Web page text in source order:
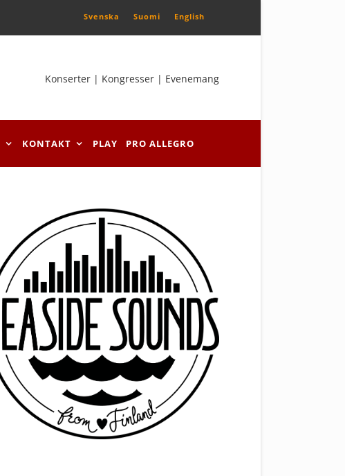
Svenska Suomi English
Konserter | Kongresser | Evenemang
KONTAKT PLAY PRO ALLEGRO